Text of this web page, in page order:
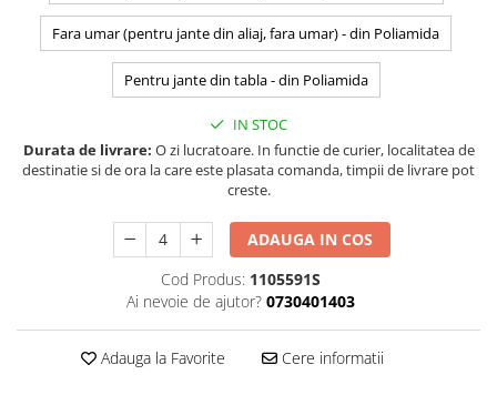
Fara umar (pentru jante din aliaj, fara umar) - din Poliamida
Pentru jante din tabla - din Poliamida
IN STOC
Durata de livrare: O zi lucratoare. In functie de curier, localitatea de
destinatie si de ora la care este plasata comanda, timpii de livrare pot
creste.
ADAUGA IN COS
Cod Produs: 1105591S
Ai nevoie de ajutor? 0730401403
Adauga la Favorite Cere informatii